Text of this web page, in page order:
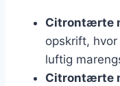
Citrontærte
opskrift,
luftig
Citrontærte